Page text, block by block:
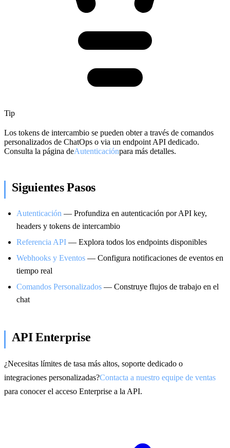
Tip
Los tokens de intercambio se pueden obter a través de comandos
personalizados de ChatOps o via un endpoint API dedicado.
Consulta la página deAutenticaciónpara más detalles.
Siguientes Pasos
Autenticación — Profundiza en autenticación por API key,
headers y tokens de intercambio
Referencia API — Explora todos los endpoints disponibles
Webhooks y Eventos — Configura notificaciones de eventos en
tiempo real
Comandos Personalizados — Construye flujos de trabajo en el
chat
API Enterprise
¿Necesitas límites de tasa más altos, soporte dedicado o
integraciones personalizadas?Contacta a nuestro equipe de ventas
para conocer el acceso Enterprise a la API.